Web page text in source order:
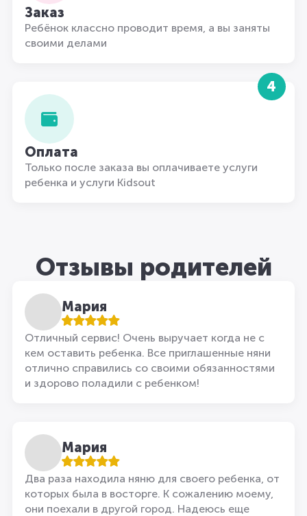
Заказ
Ребёнок классно проводит время, а вы заняты
своими делами
4
Оплата
Только после заказа вы оплачиваете услуги
ребенка и услуги Kidsout
Отзывы родителей
Мария
Отличный сервис! Очень выручает когда не с
кем оставить ребенка. Все приглашенные няни
отлично справились со своими обязанностями
и здорово поладили с ребенком!
Мария
Два раза находила няню для своего ребенка, от
которых была в восторге. К сожалению моему,
они поехали в другой город. Надеюсь еще